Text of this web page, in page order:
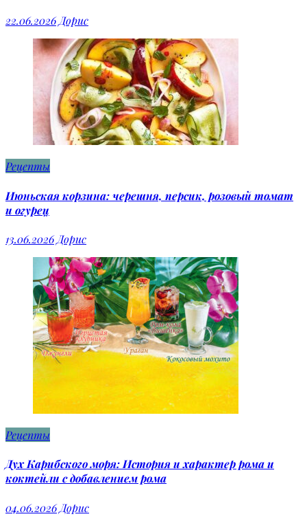
22.06.2026Дорис
Рецепты
Июньская корзина: черешня, персик, розовый томат
и огурец
13.06.2026 Дорис
Рецепты
Дух Карибского моря: История и характер рома и
коктейли с добавлением рома
04.06.2026 Дорис